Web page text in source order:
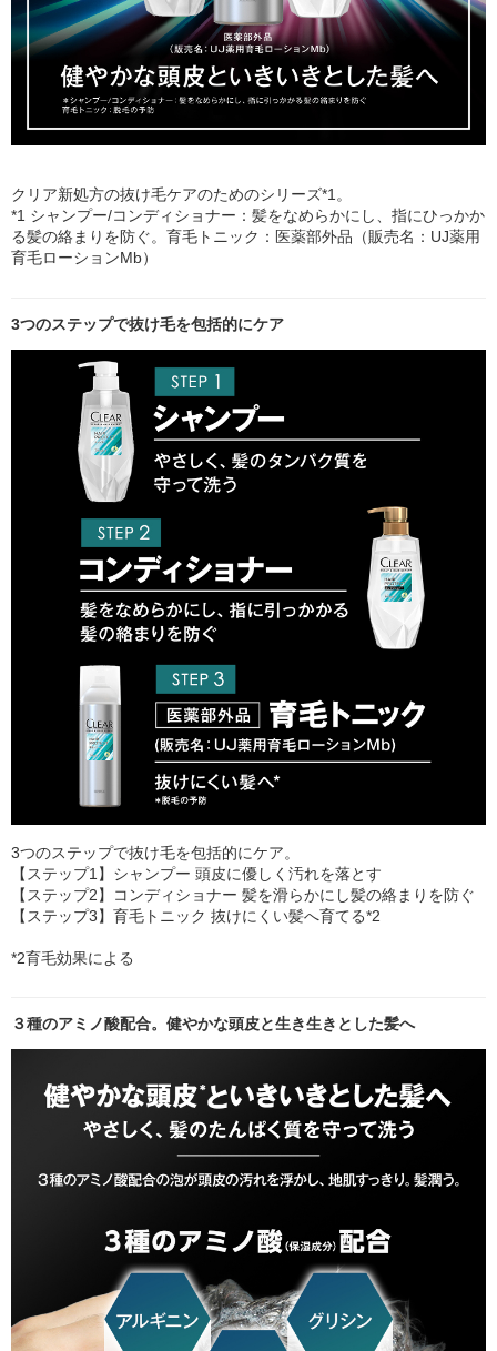
クリア新処方の抜け毛ケアのためのシリーズ*1。
*1 シャンプー/コンディショナー：髪をなめらかにし、指にひっかか
る髪の絡まりを防ぐ。育毛トニック：医薬部外品（販売名：UJ薬用
育毛ローションMb）
3つのステップで抜け毛を包括的にケア
3つのステップで抜け毛を包括的にケア。
【ステップ1】シャンプー 頭皮に優しく汚れを落とす
【ステップ2】コンディショナー 髪を滑らかにし髪の絡まりを防ぐ
【ステップ3】育毛トニック 抜けにくい髪へ育てる*2
*2育毛効果による
３種のアミノ酸配合。健やかな頭皮と生き生きとした髪へ